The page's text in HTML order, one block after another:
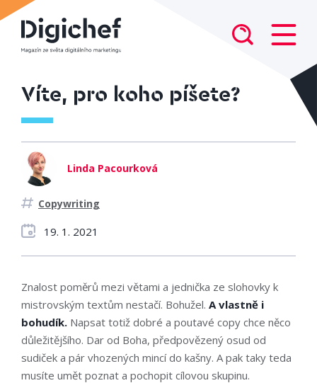
Víte, pro koho píšete?
Linda Pacourková
Copywriting
19. 1. 2021
Znalost poměrů mezi větami a jednička ze slohovky k
mistrovským textům nestačí. Bohužel. A vlastně i
bohudík. Napsat totiž dobré a poutavé copy chce něco
důležitějšího. Dar od Boha, předpovězený osud od
sudiček a pár vhozených mincí do kašny. A pak taky teda
musíte umět poznat a pochopit cílovou skupinu.